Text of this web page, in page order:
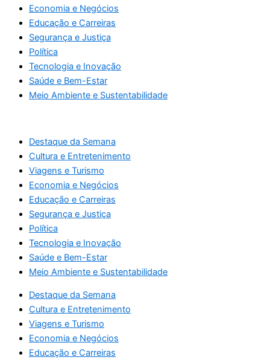
Economia e Negócios
Educação e Carreiras
Segurança e Justiça
Política
Tecnologia e Inovação
Saúde e Bem-Estar
Meio Ambiente e Sustentabilidade
Destaque da Semana
Cultura e Entretenimento
Viagens e Turismo
Economia e Negócios
Educação e Carreiras
Segurança e Justiça
Política
Tecnologia e Inovação
Saúde e Bem-Estar
Meio Ambiente e Sustentabilidade
Destaque da Semana
Cultura e Entretenimento
Viagens e Turismo
Economia e Negócios
Educação e Carreiras